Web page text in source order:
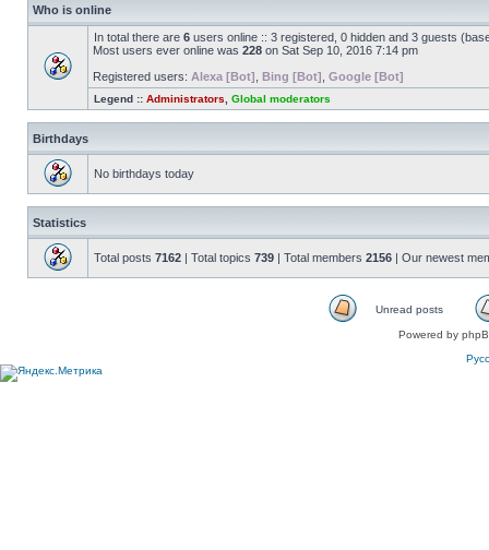
Who is online
In total there are 6 users online :: 3 registered, 0 hidden and 3 guests
Most users ever online was 228 on Sat Sep 10, 2016 7:14 pm
Registered users: Alexa [Bot] Bing [Bot] Google [Bot]
Legend :: Administrators Global moderators
Birthdays
No birthdays today
Statistics
Total posts 7162 | Total topics 739 | Total members 2156 | Our newest
Unread posts
Powered by